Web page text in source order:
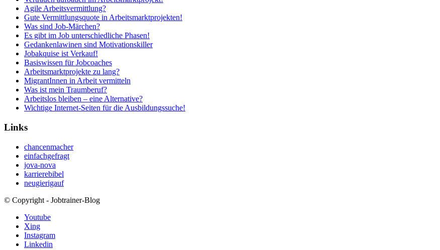
Agile Arbeitsvermittlung?
Gute Vermittlungsquote in Arbeitsmarktprojekten!
Was sind Job-Märchen?
Es gibt im Job unterschiedliche Phasen!
Gedankenlawinen sind Motivationskiller
Jobakquise ist Verkauf!
Basiswissen für Jobcoaches
Arbeitsmarktprojekte zu lang?
MigrantInnen in Arbeit vermitteln
Was ist mein Traumberuf?
Arbeitslos bleiben – eine Alternative?
Wichtige Internet-Seiten für die Ausbildungssuche!
Links
chancenmacher
einfachgefragt
jova-nova
karrierebibel
neugierigauf
© Copyright - Jobtrainer-Blog
Youtube
Xing
Instagram
Linkedin